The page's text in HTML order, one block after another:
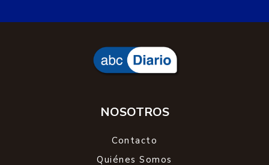
NOSOTROS
Contacto
Quiénes Somos